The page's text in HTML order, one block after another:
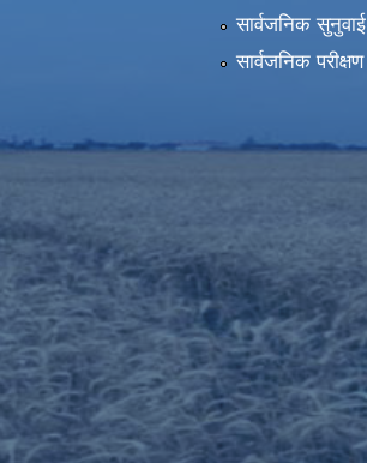
सार्वजनिक सुनुवाई
सार्वजनिक परीक्षण